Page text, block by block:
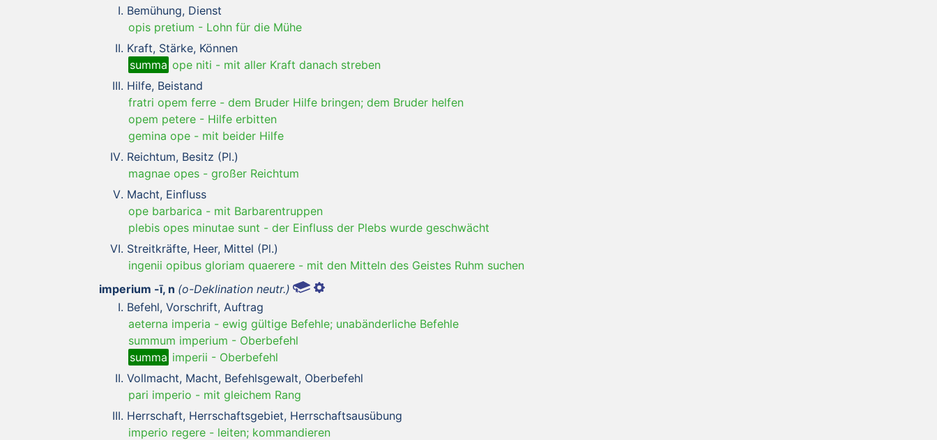
Bemühung, Dienst
opis pretium - Lohn für die Mühe
Kraft, Stärke, Können
summa ope niti - mit aller Kraft danach streben
Hilfe, Beistand
fratri opem ferre - dem Bruder Hilfe bringen; dem Bruder helfen
opem petere - Hilfe erbitten
gemina ope - mit beider Hilfe
Reichtum, Besitz (Pl.)
magnae opes - großer Reichtum
Macht, Einfluss
ope barbarica - mit Barbarentruppen
plebis opes minutae sunt - der Einfluss der Plebs wurde geschwächt
Streitkräfte, Heer, Mittel (Pl.)
ingenii opibus gloriam quaerere - mit den Mitteln des Geistes Ruhm suchen
imperium -ī, n (o-Deklination neutr.)
Befehl, Vorschrift, Auftrag
aeterna imperia - ewig gültige Befehle; unabänderliche Befehle
summum imperium - Oberbefehl
summa imperii - Oberbefehl
Vollmacht, Macht, Befehlsgewalt, Oberbefehl
pari imperio - mit gleichem Rang
Herrschaft, Herrschaftsgebiet, Herrschaftsausübung
imperio regere - leiten; kommandieren